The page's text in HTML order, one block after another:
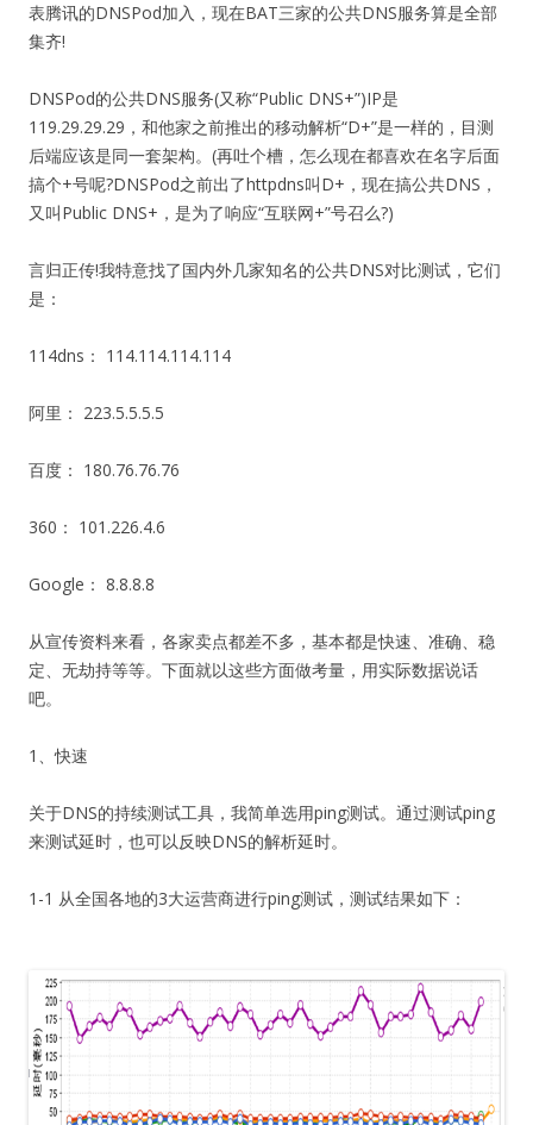
表腾讯的DNSPod加入，现在BAT三家的公共DNS服务算是全部
集齐!
DNSPod的公共DNS服务(又称“Public DNS+”)IP是
119.29.29.29，和他家之前推出的移动解析“D+”是一样的，目测
后端应该是同一套架构。(再吐个槽，怎么现在都喜欢在名字后面
搞个+号呢?DNSPod之前出了httpdns叫D+，现在搞公共DNS，
又叫Public DNS+，是为了响应“互联网+”号召么?)
言归正传!我特意找了国内外几家知名的公共DNS对比测试，它们
是：
114dns： 114.114.114.114
阿里： 223.5.5.5.5
百度： 180.76.76.76
360： 101.226.4.6
Google： 8.8.8.8
从宣传资料来看，各家卖点都差不多，基本都是快速、准确、稳
定、无劫持等等。下面就以这些方面做考量，用实际数据说话
吧。
1、快速
关于DNS的持续测试工具，我简单选用ping测试。通过测试ping
来测试延时，也可以反映DNS的解析延时。
1-1 从全国各地的3大运营商进行ping测试，测试结果如下：